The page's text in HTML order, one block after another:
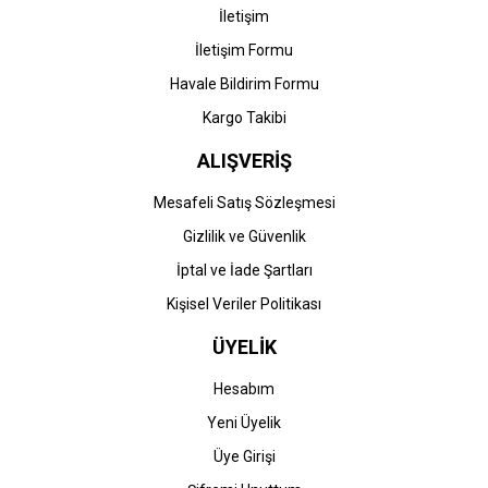
Gönder
İletişim
İletişim Formu
Havale Bildirim Formu
Kargo Takibi
ALIŞVERİŞ
Mesafeli Satış Sözleşmesi
Gizlilik ve Güvenlik
İptal ve İade Şartları
Kişisel Veriler Politikası
ÜYELİK
Hesabım
Yeni Üyelik
Üye Girişi